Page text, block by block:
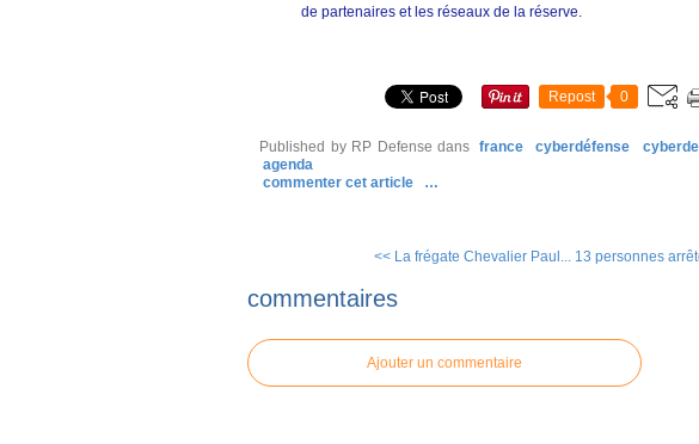
de partenaires et les réseaux de la réserve.
Repost 0
Published by RP Defense dans france cyberdéfense
agenda
commenter cet article
…
<< La frégate Chevalier Paul... 13 personnes
commentaires
Ajouter un commentaire